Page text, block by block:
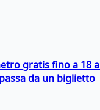
gratis fino a 18
da un biglietto